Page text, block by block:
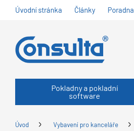
Úvodní stránka Články Poradna
Pokladny a pokladní
software
Úvod Vybavení pro kanceláře